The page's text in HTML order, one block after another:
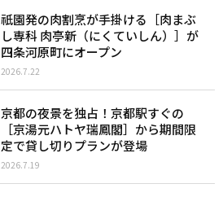
祇園発の肉割烹が手掛ける［肉まぶ
し専科 肉亭新（にくていしん）］が
四条河原町にオープン
2026.7.22
京都の夜景を独占！京都駅すぐの
［京湯元ハトヤ瑞鳳閣］から期間限
定で貸し切りプランが登場
2026.7.19